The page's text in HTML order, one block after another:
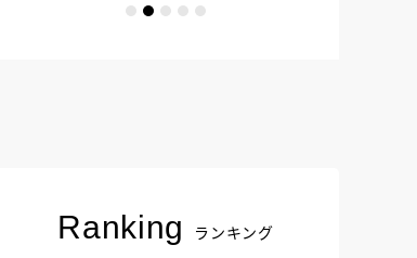
Ranking ランキング